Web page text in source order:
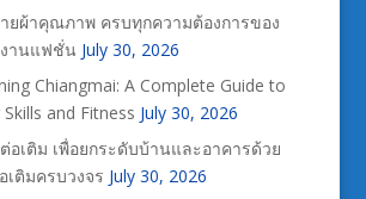
ยผ้าคุณภาพ ครบทุกความต้องการของ
านแฟชั่น July 30, 2026
Chiangmai: A Complete Guide to
and Fitness July 30, 2026
อเติม เพื่อยกระดับบ้านและอาคารด้วย
เติมครบวงจร July 30, 2026